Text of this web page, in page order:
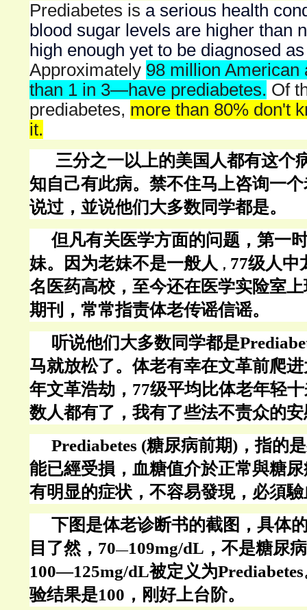
Prediabetes is a serious health
blood sugar levels are higher than
high enough yet to be diagnosed
Approximately 98 million
than 1 in 3—have prediabetes. Of
prediabetes, more than 80% don't
it.
三分之一以上的美国人都有这个
知自己有此病。禁不住马上咨询一
说过，並说他们大多数同学都是。
但凡有关医学方面的问题，第一
妹。因为老妹不是一般人 ， 77级人中
名医药高校，至今还在医学实险室
期刊，常常指责体老传谣信谣。
听说他们大多数同学都是
马就放松了。体老有幸在文革前爬
年文革浩劫，77级平均比体老年轻
数人都有了，我有了些法不责众的
Prediabetes (糖尿病前期)，指的
能已經受損，血糖值介於正常與糖
有明显的症状 ，不容易發現，必須
下图是体老诊断书的截图，具体
目了然， 70―109mg/dL，不是糖尿
100―125mg/dL被定义为
验结果是100，刚好上台阶。